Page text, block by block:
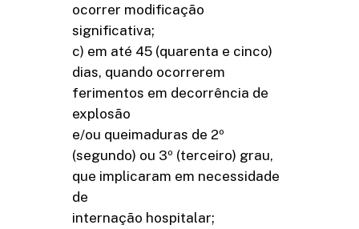
ocorrer modificação
significativa;
c) em até 45 (quarenta e cinco)
dias, quando ocorrerem
ferimentos em decorrência de
explosão
e/ou queimaduras de 2º
(segundo) ou 3º (terceiro) grau,
que implicaram em necessidade
de
internação hospitalar;